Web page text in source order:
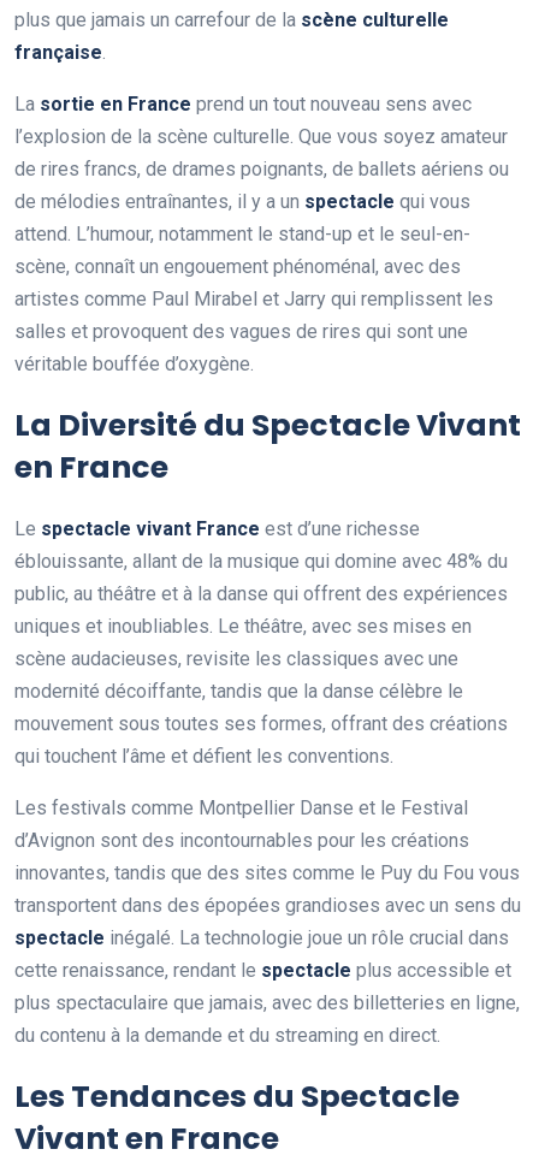
plus que jamais un carrefour de la scène culturelle
française.
La sortie en France prend un tout nouveau sens avec
l’explosion de la scène culturelle. Que vous soyez amateur
de rires francs, de drames poignants, de ballets aériens ou
de mélodies entraînantes, il y a un spectacle qui vous
attend. L’humour, notamment le stand-up et le seul-en-
scène, connaît un engouement phénoménal, avec des
artistes comme Paul Mirabel et Jarry qui remplissent les
salles et provoquent des vagues de rires qui sont une
véritable bouffée d’oxygène.
La Diversité du Spectacle Vivant
en France
Le spectacle vivant France est d’une richesse
éblouissante, allant de la musique qui domine avec 48% du
public, au théâtre et à la danse qui offrent des expériences
uniques et inoubliables. Le théâtre, avec ses mises en
scène audacieuses, revisite les classiques avec une
modernité décoiffante, tandis que la danse célèbre le
mouvement sous toutes ses formes, offrant des créations
qui touchent l’âme et défient les conventions.
Les festivals comme Montpellier Danse et le Festival
d’Avignon sont des incontournables pour les créations
innovantes, tandis que des sites comme le Puy du Fou vous
transportent dans des épopées grandioses avec un sens du
spectacle inégalé. La technologie joue un rôle crucial dans
cette renaissance, rendant le spectacle plus accessible et
plus spectaculaire que jamais, avec des billetteries en ligne,
du contenu à la demande et du streaming en direct.
Les Tendances du Spectacle
Vivant en France